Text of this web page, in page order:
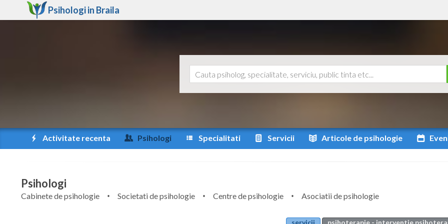
Psihologi in Braila
Activitate recenta Psihologi Specialitati Servicii Articole de psihologie
Psihologi
Cabinete de psihologie Societati de psihologie Centre de psihologie
Asociatii de psihologie
servicii psihoterapie - interventie